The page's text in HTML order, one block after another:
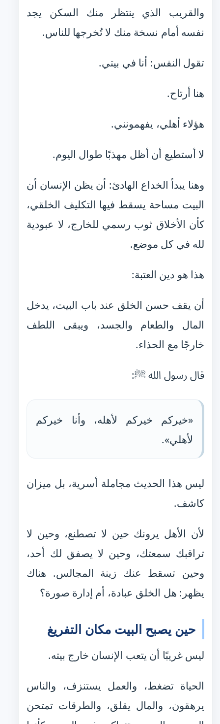
والقريب الذي ينتظر منك السكن يجد
نفسه أمام نسخة منك لا تُخرجها للناس.
تقول النفس: أنا في بيتي.
هنا أرتاح.
هؤلاء أهلي، يفهمونني.
لا أستطيع أن أظل مهذبًا طوال اليوم.
وهنا يبدأ الخداع الهادئ: أن يظن الإنسان أن
البيت مساحة يسقط فيها التكليف الخلقي،
كأن الأخلاق ثوب رسمي للخارج، لا عبودية
لله في كل موضع.
هذا هو دين العتبة:
أن يقف حسن الخلق عند باب البيت، يدخل
المال والطعام والجسد، ويبقى اللطف
خارجًا مع الحذاء.
قال رسول الله ﷺ:
«خيركم خيركم لأهله، وأنا خيركم
لأهلي».
ليس هذا الحديث مجاملة أسرية، بل ميزان
كاشف.
لأن الأهل يرونك حين لا تصطنع، وحين لا
تراقبك سمعتك، وحين لا يصفق لك أحد،
وحين تسقط عنك زينة المجالس. هناك
يظهر: هل الخلق عبادة، أم إدارة صورة؟
حين يصبح البيت مكان التفريغ
ليس غريبًا أن يتعب الإنسان خارج بيته.
الحياة تضغط، والعمل يستنزف، والناس
يرهقون، والمال يقلق، والطرقات تمتحن